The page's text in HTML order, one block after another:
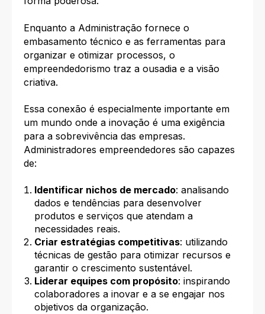
Enquanto a Administração fornece o
embasamento técnico e as ferramentas para
organizar e otimizar processos, o
empreendedorismo traz a ousadia e a visão
criativa.
Essa conexão é especialmente importante em
um mundo onde a inovação é uma exigência
para a sobrevivência das empresas.
Administradores empreendedores são capazes
de:
Identificar nichos de mercado: analisando
dados e tendências para desenvolver
produtos e serviços que atendam a
necessidades reais.
Criar estratégias competitivas: utilizando
técnicas de gestão para otimizar recursos e
garantir o crescimento sustentável.
Liderar equipes com propósito: inspirando
colaboradores a inovar e a se engajar nos
objetivos da organização.